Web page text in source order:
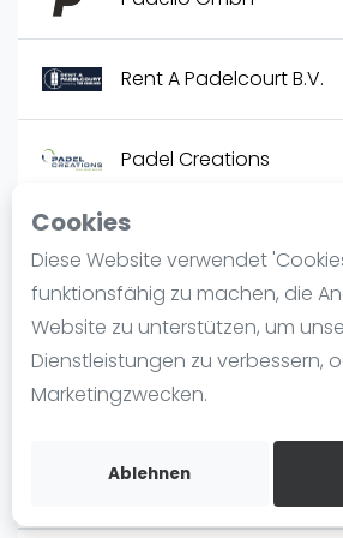
Cookies
Diese Website verwendet
funktionsfähig zu machen, die
Website zu unterstützen, um
Dienstleistungen zu verbessern,
Marketingzwecken.
Ablehnen
Ranking
Männer
FIP Männer
Blog
Die Geschichte von Padel
Regeln und Punktzählung
Padel Schläge
Video
Rent A Padelcourt B.V.
Padel Creations
Trendsport
Rummenigge
Oliver Klenert GbR
Padelfactory
I-Padel